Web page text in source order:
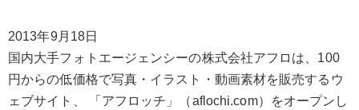
2013年9月18日
国内大手フォトエージェンシーの株式会社アフロは、100
円からの低価格で写真・イラスト・動画素材を販売するウ
ェブサイト、 「アフロッチ」（aflochi.com）をオープンし